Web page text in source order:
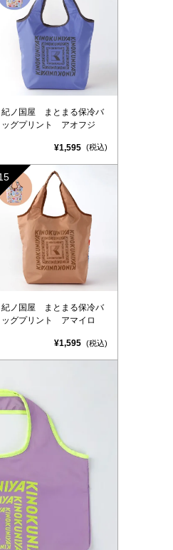
紀ノ国屋 まとまる保冷バ
ッグプリント アオフジ
¥1,595 (税込)
紀ノ国屋 まとまる保冷バ
ッグプリント アマイロ
¥1,595 (税込)